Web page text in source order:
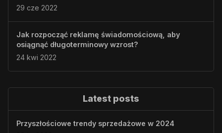
29 cze 2022
Jak rozpocząć reklamę świadomościową, aby
osiągnąć długoterminowy wzrost?
24 kwi 2022
Latest posts
Przyszłościowe trendy sprzedażowe w 2024